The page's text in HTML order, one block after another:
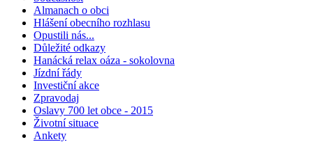
Almanach o obci
Hlášení obecního rozhlasu
Opustili nás...
Důležité odkazy
Hanácká relax oáza - sokolovna
Jízdní řády
Investiční akce
Zpravodaj
Oslavy 700 let obce - 2015
Životní situace
Ankety